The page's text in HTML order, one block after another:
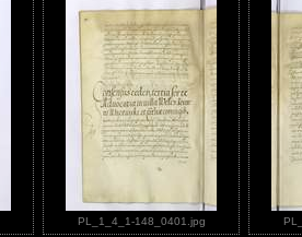
PL_1_4_1-148_0401.jpg